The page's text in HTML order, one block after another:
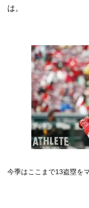
は。
今季はここまで13盗塁を